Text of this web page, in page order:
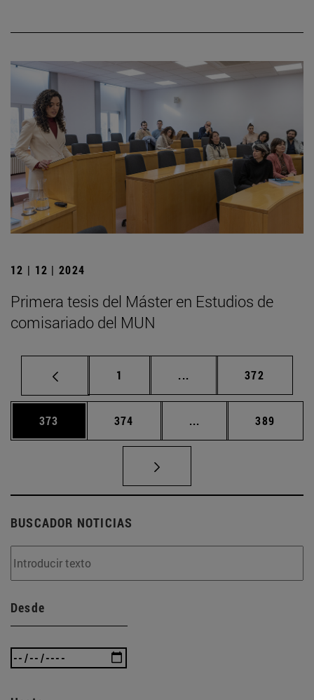
12 | 12 | 2024
Primera tesis del Máster en Estudios de
comisariado del MUN
Página
1 ... Páginas intermedias
Página
372
Página
373 Página
374 ... Páginas intermedias
Página
389
BUSCADOR NOTICIAS
Desde